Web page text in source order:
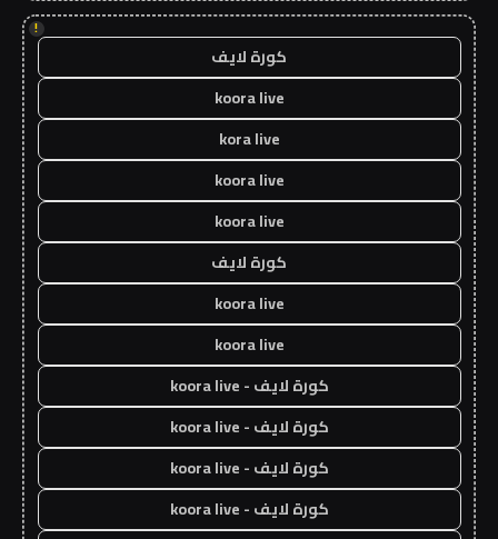
!
كورة لايف
koora live
kora live
koora live
koora live
كورة لايف
koora live
koora live
كورة لايف - koora live
كورة لايف - koora live
كورة لايف - koora live
كورة لايف - koora live